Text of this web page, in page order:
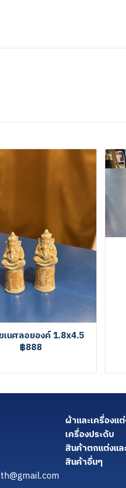
เนศลอยองค์ 1.8x4.5
฿888
ผ้าและเครื่องแ
เครื่องประดับ
สินค้าตกแต่งแล
สินค้าอื่นๆ